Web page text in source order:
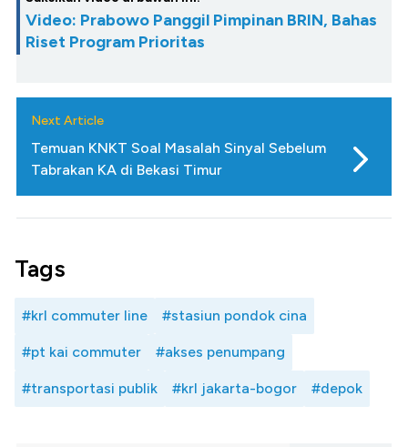
Video: Prabowo Panggil Pimpinan BRIN, Bahas
Riset Program Prioritas
Next Article
Temuan KNKT Soal Masalah Sinyal Sebelum
Tabrakan KA di Bekasi Timur
Tags
#krl commuter line #stasiun pondok cina
#pt kai commuter #akses penumpang
#transportasi publik #krl jakarta-bogor #depok